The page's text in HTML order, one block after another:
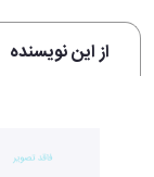
«کتاب وقتی نیچه
سرشار از تخیل.»
از این نویسنده